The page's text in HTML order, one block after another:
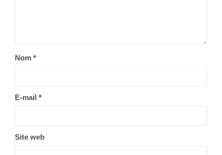
Nom *
E-mail *
Site web